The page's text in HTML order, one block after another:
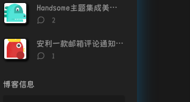
数：
Handsome主题集成美化插件-Pretty_for_handsome
评
数：
2
安利一款邮箱评论通知插件CommentToMail
评1
博客信息